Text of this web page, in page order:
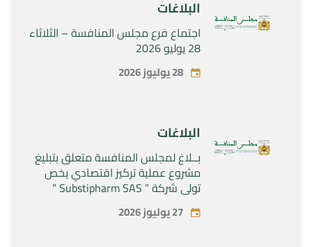
البلاغات
اجتماع فرع مجلس المنافسة – الثلاثاء
28 يوليو 2026
28 يوليوز 2026
البلاغات
بــلاغ لمجلس المنافسة متعلق بتبليغ
مشروع عملية تركيز اقتصادي يخص
تولي شركة ” Substipharm SAS ”
المراقبة الحصرية للأصول والحقوق
المتعلقة بالمنتجين الصيدلانيين”
27 يوليوز 2026